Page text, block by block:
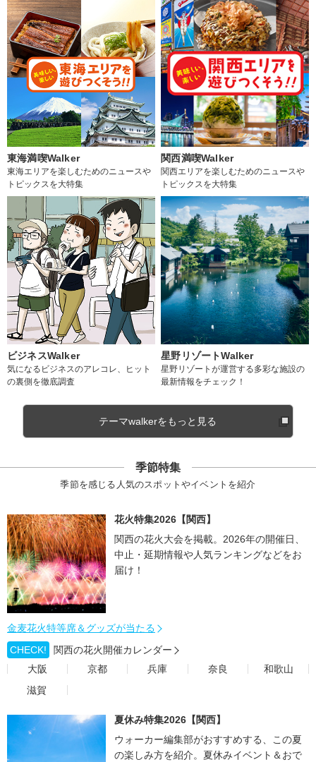
東海満喫Walker
東海エリアを楽しむためのニュースや
トピックスを大特集
関西満喫Walker
関西エリアを楽しむためのニュースや
トピックスを大特集
ビジネスWalker
気になるビジネスのアレコレ、ヒット
の裏側を徹底調査
星野リゾートWalker
星野リゾートが運営する多彩な施設の
最新情報をチェック！
テーマwalkerをもっと見る
季節特集
季節を感じる人気のスポットやイベントを紹介
花火特集2026【関西】
関西の花火大会を掲載。2026年の開催日、
中止・延期情報や人気ランキングなどをお
届け！
金麦花火特等席＆グッズが当たる
CHECK!
関西の花火開催カレンダー
大阪
京都 兵庫 奈良
和歌山
滋賀
夏休み特集2026【関西】
ウォーカー編集部がおすすめする、この夏
の楽しみ方を紹介。夏休みイベント＆おで